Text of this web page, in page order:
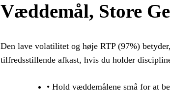
Væddemål, Store
Den lave volatilitet og høje RTP (97%)
tilfredsstillende afkast, hvis du holder
• Hold væddemålene små for at